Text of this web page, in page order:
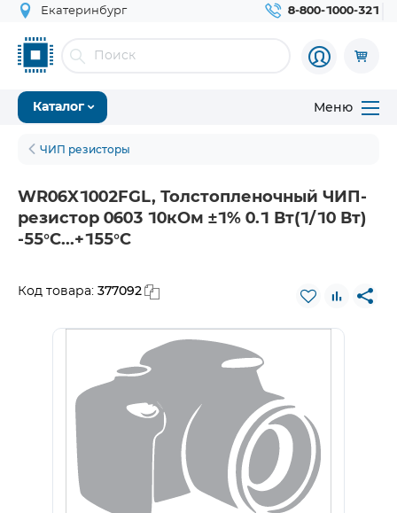
Екатеринбург 8-800-1000-321
Каталог Меню
ЧИП резисторы
WR06X1002FGL, Толстопленочный ЧИП-
резистор 0603 10кОм ±1% 0.1 Вт(1/10 Вт)
-55°С...+155°С
Код товара: 377092